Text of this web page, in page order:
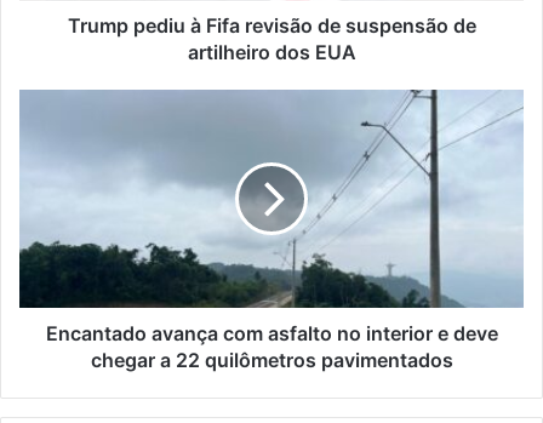
Trump pediu à Fifa revisão de suspensão de
artilheiro dos EUA
e
chegar
Encantado avança com asfalto no interior e deve
chegar a 22 quilômetros pavimentados